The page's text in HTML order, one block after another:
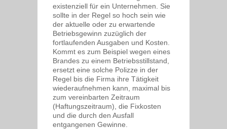
existenziell für ein Unternehmen. Sie
sollte in der Regel so hoch sein wie
der aktuelle oder zu erwartende
Betriebsgewinn zuzüglich der
fortlaufenden Ausgaben und Kosten.
Kommt es zum Beispiel wegen eines
Brandes zu einem Betriebsstillstand,
ersetzt eine solche Polizze in der
Regel bis die Firma ihre Tätigkeit
wiederaufnehmen kann, maximal bis
zum vereinbarten Zeitraum
(Haftungszeitraum), die Fixkosten
und die durch den Ausfall
entgangenen Gewinne.